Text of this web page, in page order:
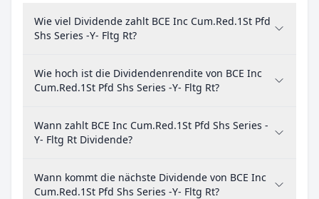
Wie viel Dividende zahlt BCE Inc Cum.Red.1St Pfd
Shs Series -Y- Fltg Rt?
Wie hoch ist die Dividendenrendite von BCE Inc
Cum.Red.1St Pfd Shs Series -Y- Fltg Rt?
Wann zahlt BCE Inc Cum.Red.1St Pfd Shs Series -
Y- Fltg Rt Dividende?
Wann kommt die nächste Dividende von BCE Inc
Cum.Red.1St Pfd Shs Series -Y- Fltg Rt?